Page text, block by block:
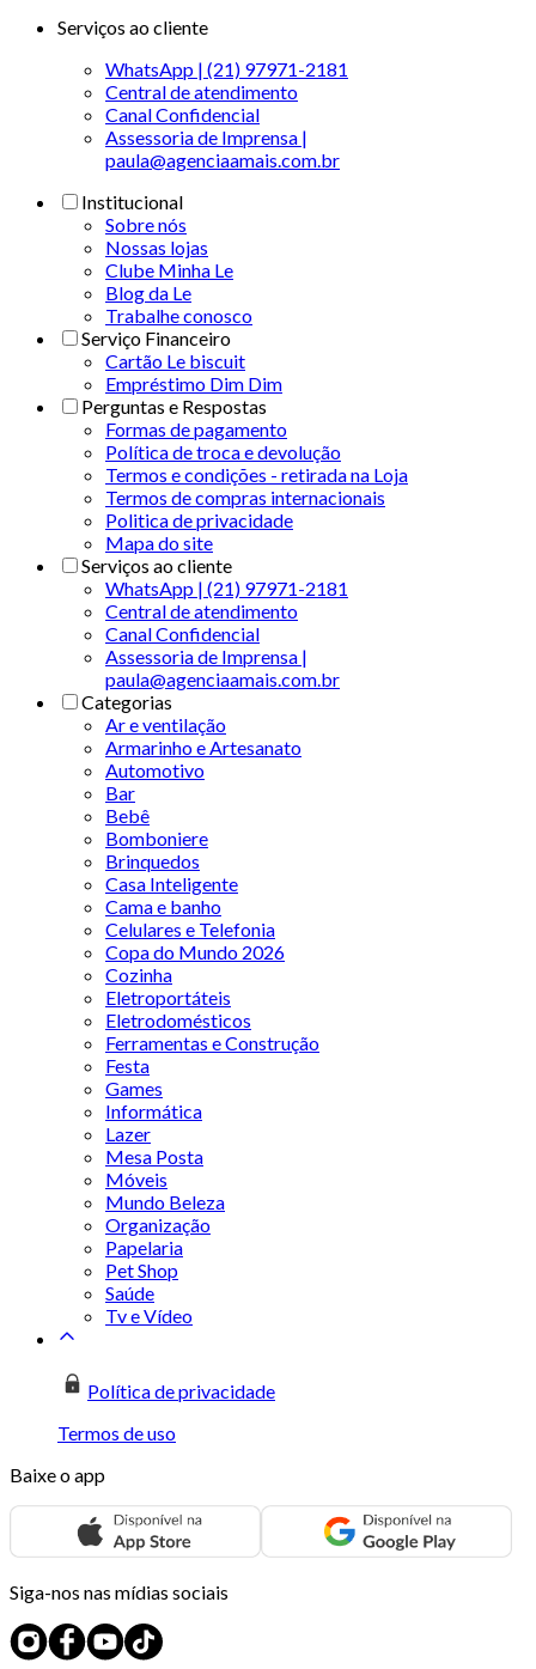
Serviços ao cliente
WhatsApp | (21) 97971-2181
Central de atendimento
Canal Confidencial
Assessoria de Imprensa |
paula@agenciaamais.com.br
Institucional
Sobre nós
Nossas lojas
Clube Minha Le
Blog da Le
Trabalhe conosco
Serviço Financeiro
Cartão Le biscuit
Empréstimo Dim Dim
Perguntas e Respostas
Formas de pagamento
Política de troca e devolução
Termos e condições - retirada na Loja
Termos de compras internacionais
Politica de privacidade
Mapa do site
Serviços ao cliente
WhatsApp | (21) 97971-2181
Central de atendimento
Canal Confidencial
Assessoria de Imprensa |
paula@agenciaamais.com.br
Categorias
Ar e ventilação
Armarinho e Artesanato
Automotivo
Bar
Bebê
Bomboniere
Brinquedos
Casa Inteligente
Cama e banho
Celulares e Telefonia
Copa do Mundo 2026
Cozinha
Eletroportáteis
Eletrodomésticos
Ferramentas e Construção
Festa
Games
Informática
Lazer
Mesa Posta
Móveis
Mundo Beleza
Organização
Papelaria
Pet Shop
Saúde
Tv e Vídeo
Política de privacidade
Termos de uso
Baixe o app
Siga-nos nas mídias sociais